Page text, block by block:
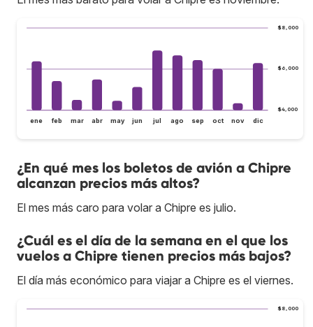
$4,000
$6,000
$8,000
ene feb mar abr may jun jul ago sep oct nov dic
¿En qué mes los boletos de avión a Chipre
alcanzan precios más altos?
El mes más caro para volar a Chipre es julio.
¿Cuál es el día de la semana en el que los
vuelos a Chipre tienen precios más bajos?
El día más económico para viajar a Chipre es el viernes.
$8,000